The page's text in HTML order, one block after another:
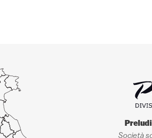
Società